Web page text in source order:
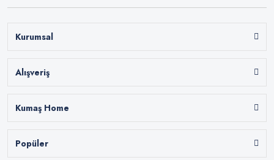
Kurumsal
Alışveriş
Kumaş Home
Popüler